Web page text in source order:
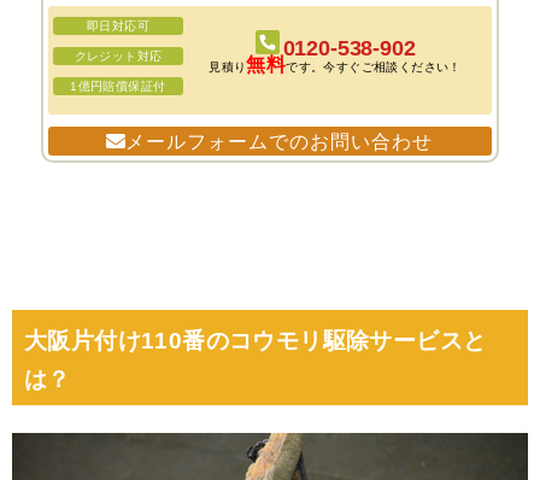
即日対応可
クレジット対応
1億円賠償保証付
0120-538-902
見積り無料です。今すぐご相談ください！
メールフォームでのお問い合わせ
大阪片付け110番のコウモリ駆除サービスと
は？